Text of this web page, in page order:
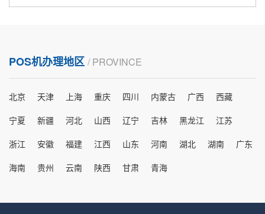
POS机办理地区 / PROVINCE
北京 天津 上海 重庆 四川 内蒙古 广西
西藏
宁夏
新疆 河北 山西 辽宁 吉林 黑龙江
江苏
浙江
安徽 福建 江西 山东 河南 湖北 湖南
广东
海南
贵州 云南 陕西 甘肃 青海